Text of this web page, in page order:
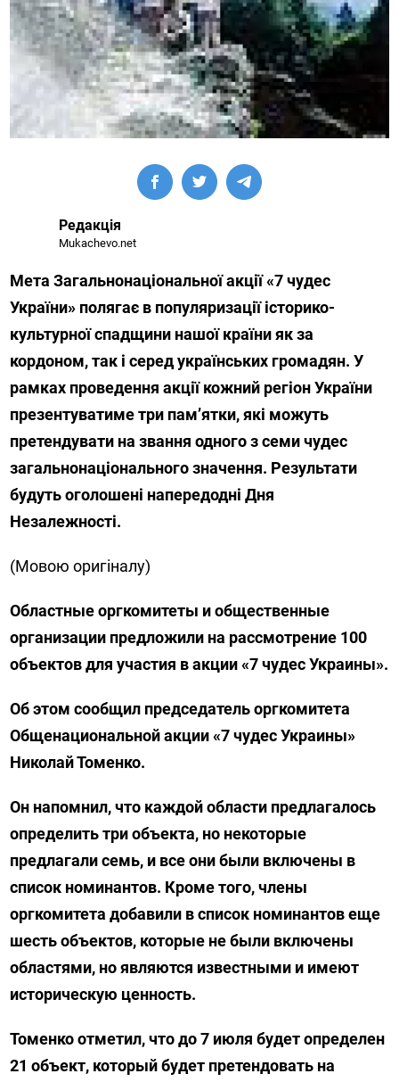
Редакція
Mukachevo.net
Мета Загальнонаціональної акції «7 чудес
України» полягає в популяризації історико-
культурної спадщини нашої країни як за
кордоном, так і серед українських громадян. У
рамках проведення акції кожний регіон України
презентуватиме три пам’ятки, які можуть
претендувати на звання одного з семи чудес
загальнонаціонального значення. Результати
будуть оголошені напередодні Дня
Незалежності.
(Мовою оригіналу)
Областные оргкомитеты и общественные
организации предложили на рассмотрение 100
объектов для участия в акции «7 чудес Украины».
Об этом сообщил председатель оргкомитета
Общенациональной акции «7 чудес Украины»
Николай Томенко.
Он напомнил, что каждой области предлагалось
определить три объекта, но некоторые
предлагали семь, и все они были включены в
список номинантов. Кроме того, члены
оргкомитета добавили в список номинантов еще
шесть объектов, которые не были включены
областями, но являются известными и имеют
историческую ценность.
Томенко отметил, что до 7 июля будет определен
21 объект, который будет претендовать на